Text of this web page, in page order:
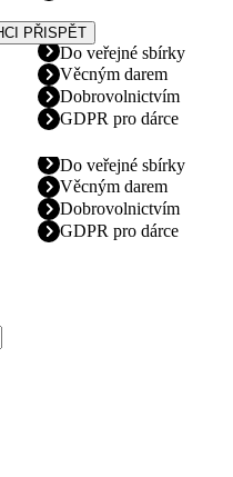
PŘISPĚT
Do veřejné sbírky
Věcným darem
Dobrovolnictvím
GDPR pro dárce
Do veřejné sbírky
Věcným darem
Dobrovolnictvím
GDPR pro dárce